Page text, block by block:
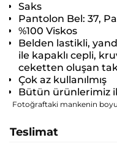
Saks
Pantolon Bel: 37,
%100 Viskos
Belden lastikli,
ile kapaklı cepli,
ceketten oluşan
Çok az kullanılmış
Bütün ürünlerimiz
Fotoğraftaki mankenin
Teslimat